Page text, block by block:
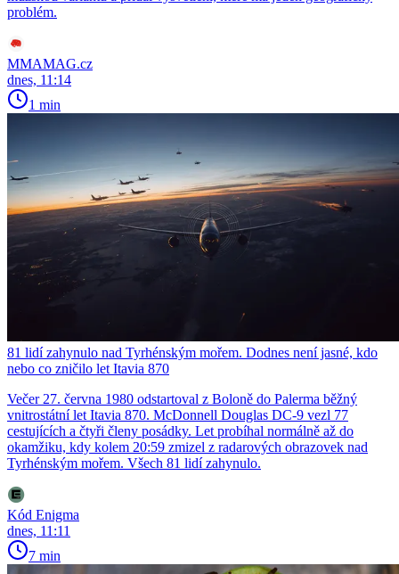
problém.
MMAMAG.cz
dnes, 11:14
1 min
81 lidí zahynulo nad Tyrhénským mořem. Dodnes není jasné, kdo
nebo co zničilo let Itavia 870
Večer 27. června 1980 odstartoval z Boloně do Palerma běžný
vnitrostátní let Itavia 870. McDonnell Douglas DC-9 vezl 77
cestujících a čtyři členy posádky. Let probíhal normálně až do
okamžiku, kdy kolem 20:59 zmizel z radarových obrazovek nad
Tyrhénským mořem. Všech 81 lidí zahynulo.
Kód Enigma
dnes, 11:11
7 min